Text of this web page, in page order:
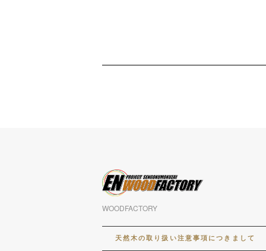
WOODFACTORY
天然木の取り扱い注意事項につきまして